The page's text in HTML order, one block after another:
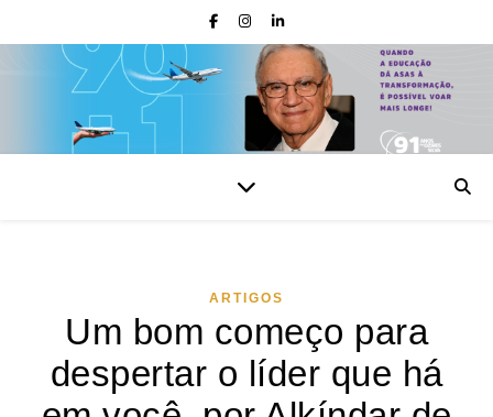
ARTIGOS
Um bom começo para
despertar o líder que há